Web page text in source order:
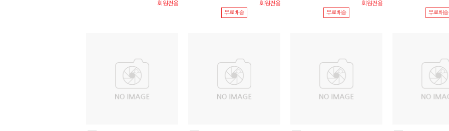
회원전용
회원전용
무료배송
회원전용
무료배송 무료배송